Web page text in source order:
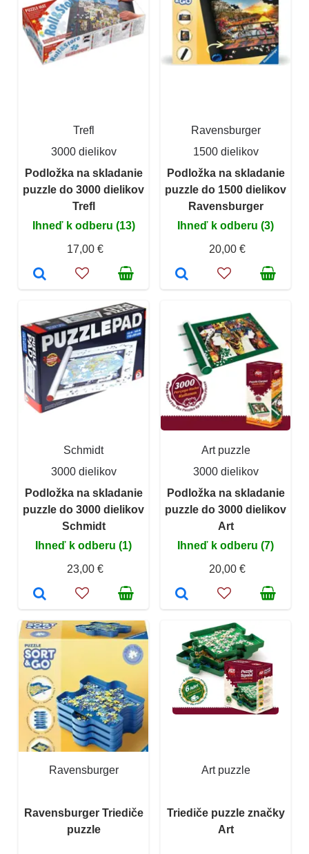
Trefl
3000 dielikov
Podložka na skladanie
puzzle do 3000 dielikov
Trefl
Ihneď k odberu (13)
17,00 €
Ravensburger
1500 dielikov
Podložka na skladanie
puzzle do 1500 dielikov
Ravensburger
Ihneď k odberu (3)
20,00 €
Schmidt
3000 dielikov
Podložka na skladanie
puzzle do 3000 dielikov
Schmidt
Ihneď k odberu (1)
23,00 €
Art puzzle
3000 dielikov
Podložka na skladanie
puzzle do 3000 dielikov
Art
Ihneď k odberu (7)
20,00 €
Ravensburger
Ravensburger Triediče
puzzle
Art puzzle
Triediče puzzle značky
Art